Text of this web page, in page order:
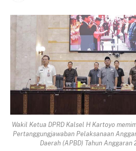
Wakil Ketua DPRD Kalsel H Kartoyo
Pertanggungjawaban Pelaksanaan
Daerah (APBD) Tahun